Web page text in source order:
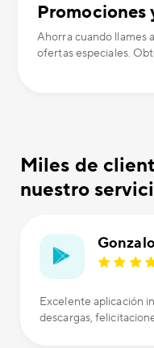
Promociones
Ahorra cuando llames
ofertas especiales.
Miles de
nuestro
Excelente aplicación
descargas,